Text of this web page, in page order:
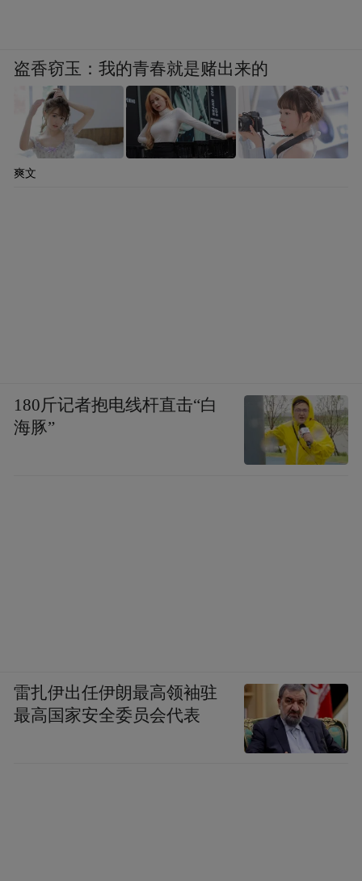
盗香窃玉：我的青春就是赌出来的
爽文
180斤记者抱电线杆直击“白
海豚”
雷扎伊出任伊朗最高领袖驻
最高国家安全委员会代表